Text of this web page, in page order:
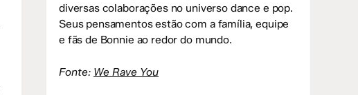
diversas colaborações no universo dance e pop.
Seus pensamentos estão com a família, equipe
e fãs de Bonnie ao redor do mundo.
Fonte: We Rave You